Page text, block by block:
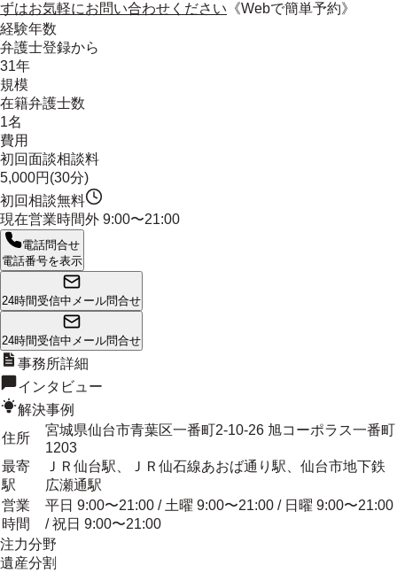
ずはお気軽にお問い合わせください 《Webで簡単予約》
経験年数
弁護士登録から
31年
規模
在籍弁護士数
1名
費用
初回面談相談料
5,000円(30分)
初回相談無料
現在営業時間外 9:00〜21:00
電話問合せ
電話番号を表示
24時間受信中 メール問合せ
24時間受信中 メール問合せ
事務所詳細
インタビュー
解決事例
住所
宮城県仙台市青葉区一番町2-10-26 旭コーポラス一番町
1203
最寄
駅
ＪＲ仙台駅、ＪＲ仙石線あおば通り駅、仙台市地下鉄
広瀬通駅
営業
時間
平日 9:00〜21:00 / 土曜 9:00〜21:00 / 日曜 9:00〜21:00
/ 祝日 9:00〜21:00
注力分野
遺産分割